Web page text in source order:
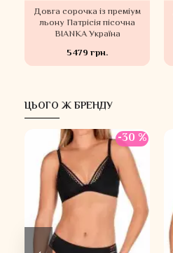
Довга сорочка із преміум
льону Патрісія пісочна
BIANKA Україна
5479 грн.
ЦЬОГО Ж БРЕНДУ
-30 %